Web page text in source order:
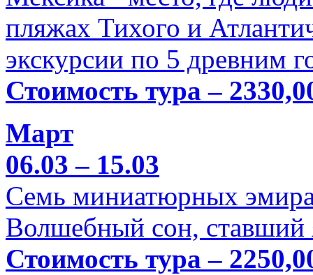
пляжах Тихого и
экскурсии по 5 древним
Стоимость тура –
Март
06.03 – 15.03
Семь миниатюрных
Волшебный сон, ставший
Стоимость тура –